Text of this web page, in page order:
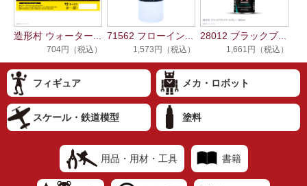
造形村 ウォーター...
704円（税込）
71562 フローイン...
1,573円（税込）
28012 ブラックプ...
1,661円（税込）
フィギュア メカ・ロボット
スケール・鉄道模型 塗料
用品・用材・工具 書籍